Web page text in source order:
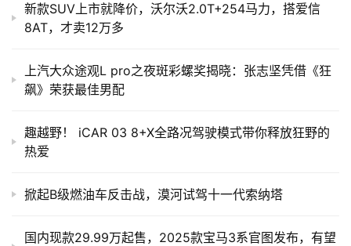
新款SUV上市就降价，沃尔沃2.0T+254马力，搭爱信
8AT，才卖12万多
上汽大众途观L pro之夜斑彩螺奖揭晓：张志坚凭借《狂
飙》荣获最佳男配
趣越野！ iCAR 03 8+X全路况驾驶模式带你释放狂野的
热爱
掀起B级燃油车反击战，漠河试驾十一代索纳塔
国内现款29.99万起售，2025款宝马3系官图发布，有望